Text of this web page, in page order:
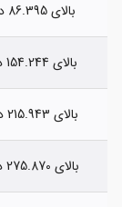
بالای 86.395 دلار تا 154.244 دلار
بالای 154.244 دلار تا 215.943 دلار
بالای 215.943 دلار تا 275.870 دلار
بالای 275.870 دلار تا 551.739 دلار